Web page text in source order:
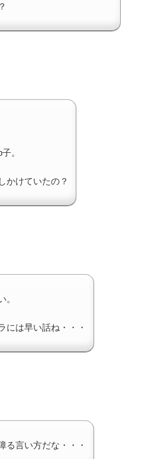
。
かけていたの？
。
には早い話ね・・・
る言い方だな・・・